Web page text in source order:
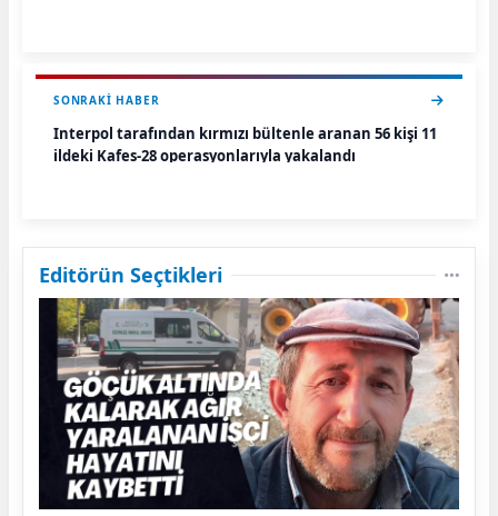
SONRAKI HABER
Interpol tarafından kırmızı bültenle aranan 56 kişi 11
ildeki Kafes-28 operasyonlarıyla yakalandı
Editörün Seçtikleri